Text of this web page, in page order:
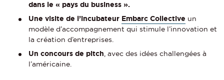
dans le « pays du business ».
Une visite de l’incubateur Embarc Collective un
modèle d’accompagnement qui stimule l’innovation et
la création d’entreprises.
Un concours de pitch, avec des idées challengées à
l’américaine.